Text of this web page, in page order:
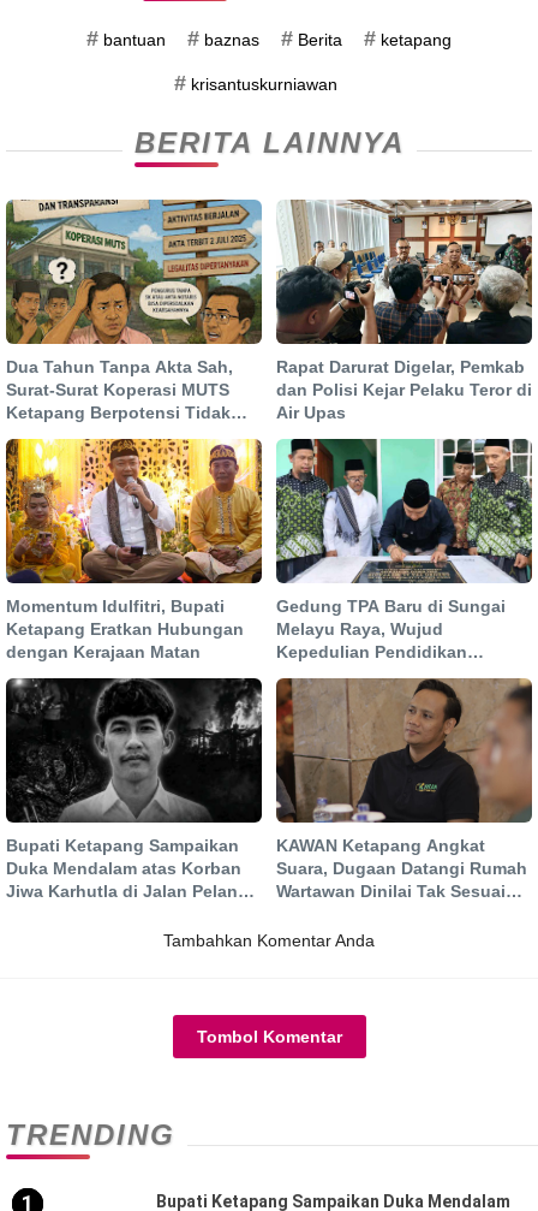
# bantuan # baznas # Berita # ketapang
# krisantuskurniawan
BERITA LAINNYA
Dua Tahun Tanpa Akta Sah,
Surat-Surat Koperasi MUTS
Ketapang Berpotensi Tidak
Berkekuatan Hukum
Rapat Darurat Digelar, Pemkab
dan Polisi Kejar Pelaku Teror di
Air Upas
Momentum Idulfitri, Bupati
Ketapang Eratkan Hubungan
dengan Kerajaan Matan
Gedung TPA Baru di Sungai
Melayu Raya, Wujud
Kepedulian Pendidikan
Generasi Qur'ani
Bupati Ketapang Sampaikan
Duka Mendalam atas Korban
Jiwa Karhutla di Jalan Pelang,
KAWAN Ketapang Angkat
Suara, Dugaan Datangi Rumah
Wartawan Dinilai Tak Sesuai
Tambahkan Komentar Anda
Tombol Komentar
TRENDING
Bupati Ketapang Sampaikan Duka Mendalam